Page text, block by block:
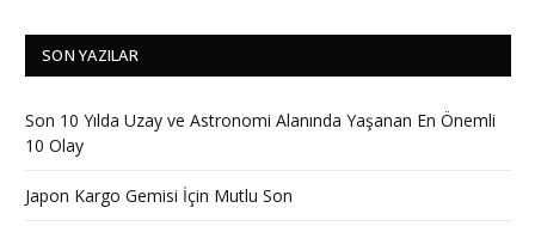
SON YAZILAR
Son 10 Yılda Uzay ve Astronomi Alanında Yaşanan En Önemli
10 Olay
Japon Kargo Gemisi İçin Mutlu Son